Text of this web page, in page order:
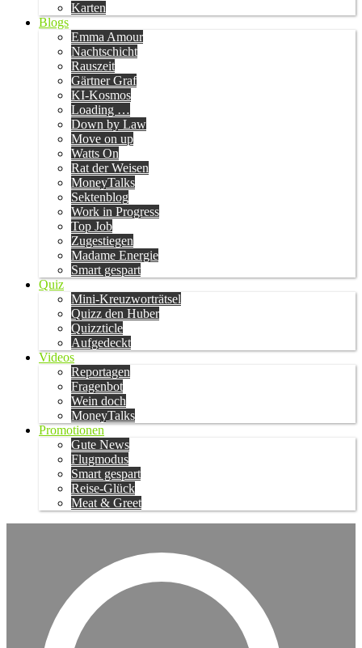
Karten
Blogs
Emma Amour
Nachtschicht
Rauszeit
Gärtner Graf
KI-Kosmos
Loading …
Down by Law
Move on up
Watts On
Rat der Weisen
MoneyTalks
Sektenblog
Work in Progress
Top Job
Zugestiegen
Madame Energie
Smart gespart
Quiz
Mini-Kreuzworträtsel
Quizz den Huber
Quizzticle
Aufgedeckt
Videos
Reportagen
Fragenbot
Wein doch
MoneyTalks
Promotionen
Gute News
Flugmodus
Smart gespart
Reise-Glück
Meat & Greet